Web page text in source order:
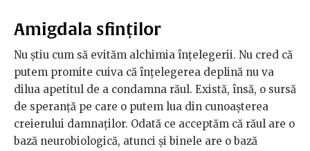
Amigdala sfinților
Nu știu cum să evităm alchimia înțelegerii. Nu cred că
putem promite cuiva că înțelegerea deplină nu va
dilua apetitul de a condamna răul. Există, însă, o sursă
de speranță pe care o putem lua din cunoașterea
creierului damnaților. Odată ce acceptăm că răul are o
bază neurobiologică, atunci și binele are o bază